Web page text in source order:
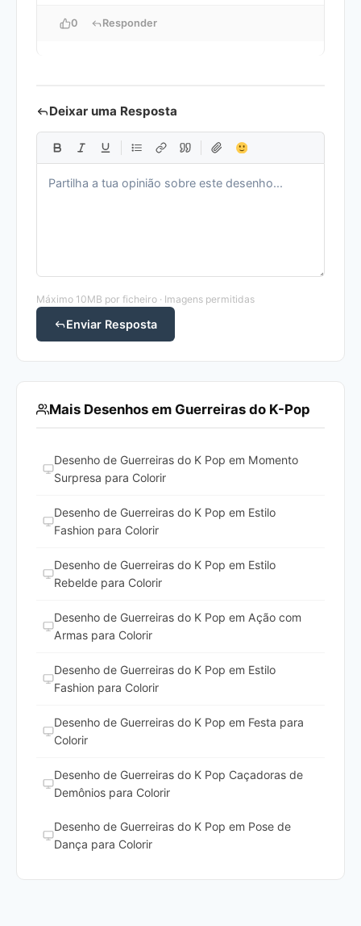
0 Responder
Deixar uma Resposta
Máximo 10MB por ficheiro · Imagens permitidas
Enviar Resposta
Mais Desenhos em Guerreiras do K-Pop
Desenho de Guerreiras do K Pop em Momento
Surpresa para Colorir
Desenho de Guerreiras do K Pop em Estilo
Fashion para Colorir
Desenho de Guerreiras do K Pop em Estilo
Rebelde para Colorir
Desenho de Guerreiras do K Pop em Ação com
Armas para Colorir
Desenho de Guerreiras do K Pop em Estilo
Fashion para Colorir
Desenho de Guerreiras do K Pop em Festa para
Colorir
Desenho de Guerreiras do K Pop Caçadoras de
Demônios para Colorir
Desenho de Guerreiras do K Pop em Pose de
Dança para Colorir